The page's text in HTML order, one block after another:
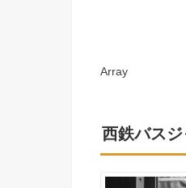
Array
西鉄バス